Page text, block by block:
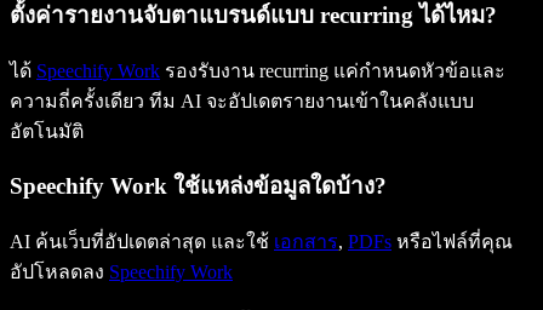
ตั้งค่ารายงานจับตาแบรนด์แบบ recurring ได้ไหม?
ได้ Speechify Work รองรับงาน recurring แค่กำหนดหัวข้อและ
ความถี่ครั้งเดียว ทีม AI จะอัปเดตรายงานเข้าในคลังแบบ
อัตโนมัติ
Speechify Work ใช้แหล่งข้อมูลใดบ้าง?
AI ค้นเว็บที่อัปเดตล่าสุด และใช้ เอกสาร, PDFs หรือไฟล์ที่คุณ
อัปโหลดลง Speechify Work